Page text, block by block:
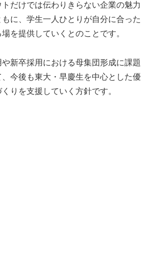
だけでは伝わりきらない企業の魅力
に、学生一人ひとりが自分に合った
を提供していくとのことです。
新卒採用における母集団形成に課題
今後も東大・早慶生を中心とした優
りを支援していく方針です。